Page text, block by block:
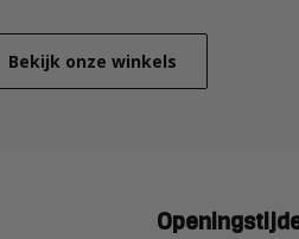
Bekijk onze winkels